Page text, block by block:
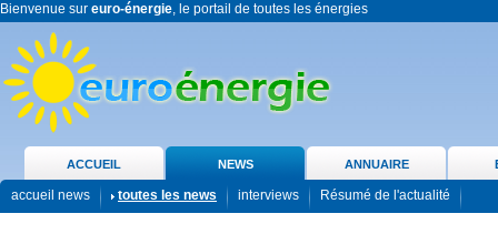
Bienvenue sur euro-énergie, le portail de toutes les énergies
ACCUEIL NEWS ANNUAIRE
accueil news toutes les news interviews Résumé de l'actualité